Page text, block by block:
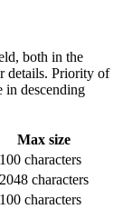
both in the
details. Priority of
in descending
Max size
100 characters
2048 characters
100 characters